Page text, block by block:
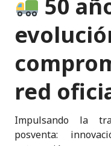
k
e
dI
n
c
e
b
o
o
k
it
te
r
50
red
Impulsando la
posventa: